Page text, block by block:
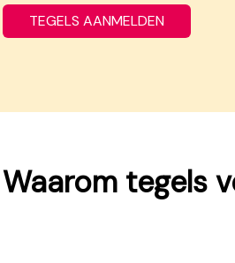
TEGELS AANMELDEN
Waarom tegels